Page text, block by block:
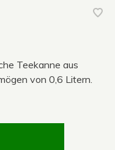
Teekanne aus
von 0,6 Litern.